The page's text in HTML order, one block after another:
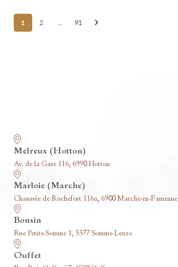
Posts
pagination
1 2 91
Melreux (Hotton)
Av. de la Gare 116, 6990 Hotton
Marloie (Marche)
Chaussée de Rochefort 116a, 6900 Marche-en-Famenne
Bonsin
Rue Petite-Somme 1, 5377 Somme-Leuze
Ouffet